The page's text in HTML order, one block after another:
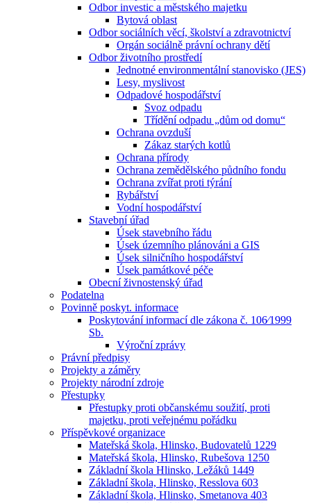
Odbor investic a městského majetku
Bytová oblast
Odbor sociálních věcí, školství a zdravotnictví
Orgán sociálně právní ochrany dětí
Odbor životního prostředí
Jednotné environmentální stanovisko (JES)
Lesy, myslivost
Odpadové hospodářství
Svoz odpadu
Třídění odpadu „dům od domu“
Ochrana ovzduší
Zákaz starých kotlů
Ochrana přírody
Ochrana zemědělského půdního fondu
Ochrana zvířat proti týrání
Rybářství
Vodní hospodářství
Stavební úřad
Úsek stavebního řádu
Úsek územního plánováni a GIS
Úsek silničního hospodářství
Úsek památkové péče
Obecní živnostenský úřad
Podatelna
Povinně poskyt. informace
Poskytování informací dle zákona č. 106⁄1999
Sb.
Výroční zprávy
Právní předpisy
Projekty a záměry
Projekty národní zdroje
Přestupky
Přestupky proti občanskému soužití, proti
majetku, proti veřejnému pořádku
Příspěvkové organizace
Mateřská škola, Hlinsko, Budovatelů 1229
Mateřská škola, Hlinsko, Rubešova 1250
Základní škola Hlinsko, Ležáků 1449
Základní škola, Hlinsko, Resslova 603
Základní škola, Hlinsko, Smetanova 403